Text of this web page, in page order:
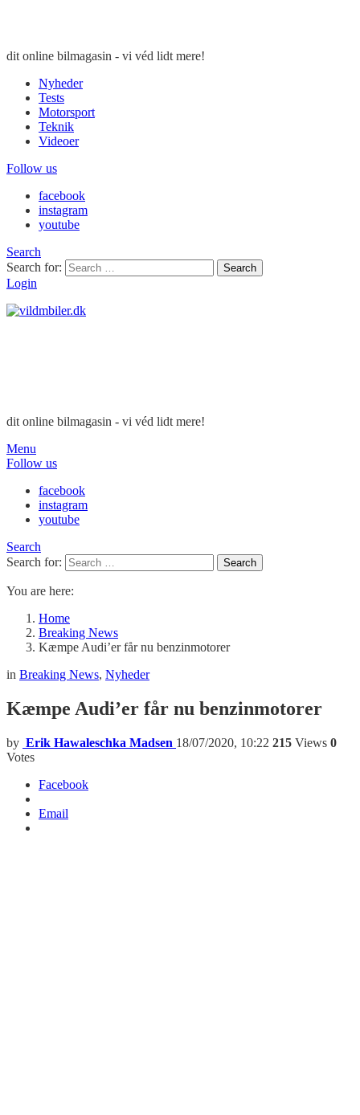
dit online bilmagasin - vi véd lidt mere!
Nyheder
Tests
Motorsport
Teknik
Videoer
Follow us
facebook
instagram
youtube
Search
Search for:
Search
Login
dit online bilmagasin - vi véd lidt mere!
Menu
Follow us
facebook
instagram
youtube
Search
Search for:
Search
You are here:
Home
Breaking News
Kæmpe Audi’er får nu benzinmotorer
in Breaking News, Nyheder
Kæmpe Audi’er får nu benzinmotorer
by Erik Hawaleschka Madsen 18/07/2020, 10:22 215 Views 0
Votes
Facebook
Email